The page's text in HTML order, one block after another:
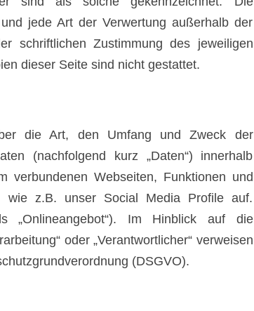
jede Art der Verwertung außerhalb der
schriftlichen Zustimmung des jeweiligen
dieser Seite sind nicht gestattet.
die Art, den Umfang und Zweck der
(nachfolgend kurz „Daten“) innerhalb
verbundenen Webseiten, Funktionen und
wie z.B. unser Social Media Profile auf.
„Onlineangebot“). Im Hinblick auf die
oder „Verantwortlicher“ verweisen
(DSGVO).